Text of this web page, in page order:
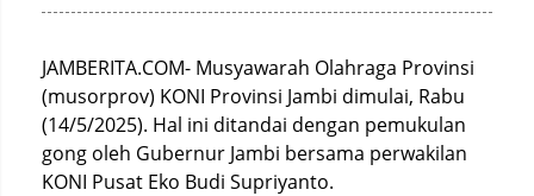
JAMBERITA.COM- Musyawarah Olahraga Provinsi
(musorprov) KONI Provinsi Jambi dimulai, Rabu
(14/5/2025). Hal ini ditandai dengan pemukulan
gong oleh Gubernur Jambi bersama perwakilan
KONI Pusat Eko Budi Supriyanto.